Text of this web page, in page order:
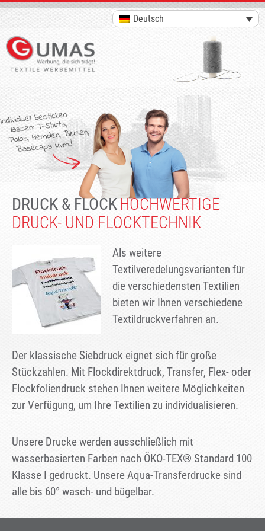
Deutsch
DRUCK & FLOCKHOCHWERTIGE
DRUCK- UND FLOCKTECHNIK
Als weitere
Textilveredelungsvarianten für
die verschiedensten Textilien
bieten wir Ihnen verschiedene
Textildruckverfahren an.
Der klassische Siebdruck eignet sich für große
Stückzahlen. Mit Flockdirektdruck, Transfer, Flex- oder
Flockfoliendruck stehen Ihnen weitere Möglichkeiten
zur Verfügung, um Ihre Textilien zu individualisieren.
Unsere Drucke werden ausschließlich mit
wasserbasierten Farben nach ÖKO-TEX® Standard 100
Klasse I gedruckt. Unsere Aqua-Transferdrucke sind
alle bis 60° wasch- und bügelbar.